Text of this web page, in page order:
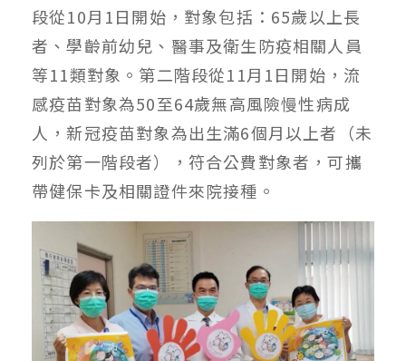
段從10月1日開始，對象包括：65歲以上長
者、學齡前幼兒、醫事及衛生防疫相關人員
等11類對象。第二階段從11月1日開始，流
感疫苗對象為50至64歲無高風險慢性病成
人，新冠疫苗對象為出生滿6個月以上者（未
列於第一階段者），符合公費對象者，可攜
帶健保卡及相關證件來院接種。